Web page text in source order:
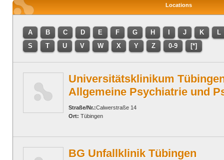
Locations
A B C D E F G H J K
L
S
T U V W X Y Z 0-9 [*]
Universitätsklinikum
Allgemeine Psychiatrie und
Straße/Nr.:Calwerstraße 14
Ort: Tübingen
BG Unfallklinik Tübingen